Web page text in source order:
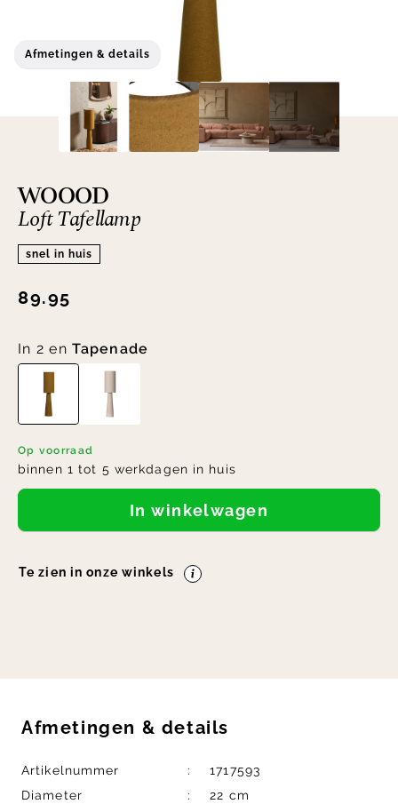
Afmetingen & details
WOOOD
Loft Tafellamp
snel in huis
89.95
In 2 enTapenade
Op voorraad
binnen 1 tot 5 werkdagen in huis
In winkelwagen
Te zien in onze winkels
Afmetingen & details
Artikelnummer
1717593
Diameter
22 cm